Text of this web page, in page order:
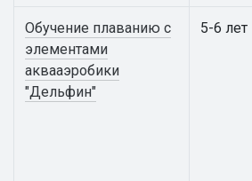
Обучение плаванию с
элементами
аквааэробики
"Дельфин"
5-6 лет